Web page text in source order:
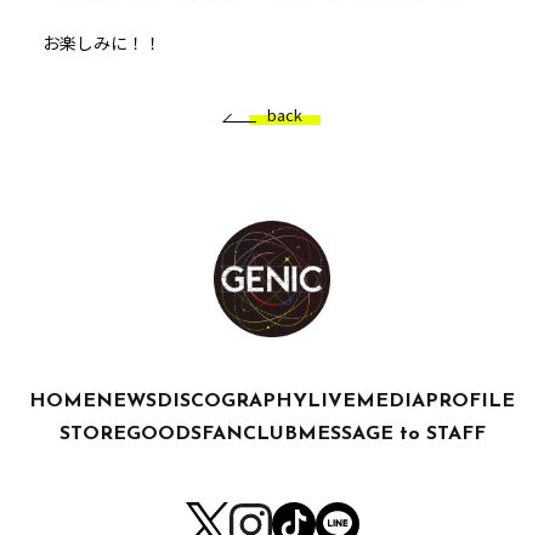
お楽しみに！！
back
HOME NEWS DISCOGRAPHY LIVE MEDIA PROFILE
STOREGOODSFANCLUB MESSAGE to STAFF